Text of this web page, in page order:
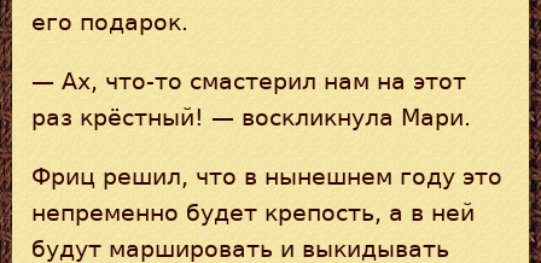
его подарок.
— Ах, что-то смастерил нам на этот
раз крёстный! — воскликнула Мари.
Фриц решил, что в нынешнем году это
непременно будет крепость, а в ней
будут маршировать и выкидывать